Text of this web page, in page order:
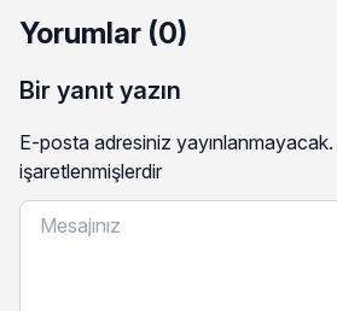
Yorumlar (0)
Bir yanıt yazın
E-posta adresiniz yayınlanmayacak.
işaretlenmişlerdir